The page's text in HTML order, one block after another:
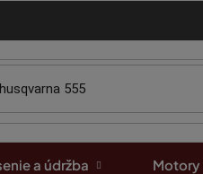
a údržba Motory